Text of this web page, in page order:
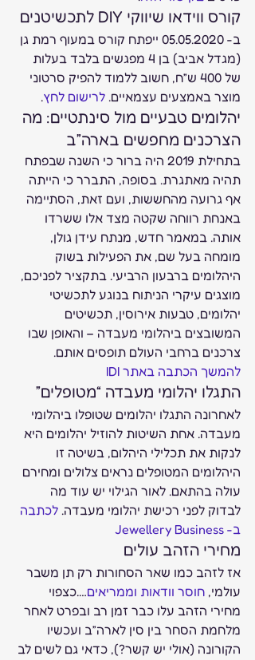
קורס ווידאו שיווקי DIY לתכשיטנים
ב- 05.05.2020 ייפתח קורס במעוף רמת גן
(מגדל אביב) בן 4 מפגשים בלבד בעלות
של 400 ש”ח, חשוב ללמוד להפיק סרטוני
מוצר באמצעים עצמאיים. לרישום לחץ.
יהלומים טבעיים מול סינתטיים: מה
הצרכנים מחפשים בארה”ב
בתחילת 2019 היה ברור כי השנה שבפתח
תהיה מאתגרת. בסופה, התברר כי הייתה
אף גרועה מהחששות, ועם זאת, הסתיימה
באנחת רווחה שקטה מצד אלו ששרדו
אותה. במאמר חדש, מנתח עידן גולן,
מומחה בעל שם, את הפעילות בשוק
היהלומים ברבעון הרביעי. בתקציר לפניכם,
מוצגים עיקרי הניתוח בנוגע לתכשיטי
יהלומים, טבעות אירוסין, תכשיטים
המשובצים ביהלומי מעבדה – והאופן שבו
צרכנים ברחבי העולם תופסים אותם.
להמשך הכתבה באתר IDI
התגלו יהלומי מעבדה “מטופלים”
לאחרונה התגלו יהלומים שטופלו ביהלומי
מעבדה. אחת השיטות להוזיל יהלומים היא
לנקות את תכלילי היהלום, בשיטה זו
היהלומים המטופלים נראים צלולים ומחירם
עולה בהתאם. לאור הגילוי יש עוד מה
לבדוק לפני רכישת יהלומי מעבדה. לכתבה
ב- Jewellery Business
מחירי הזהב עולים
אז לזהב כמו שאר הסחורות רק תן משבר
עולמי, חוסר וודאות וממריאים….כצפוי
מחירי הזהב עלו כבר זמן רב ובפרט לאחר
מלחמת הסחר בין סין לארה”ב ועכשיו
הקורונה (אולי יש קשר?), כדאי גם לשים לב